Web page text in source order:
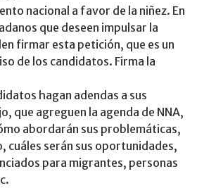
nacional a favor de la niñez. En
que deseen impulsar la
firmar esta petición, que es un
de los candidatos. Firma la
hagan adendas a sus
que agreguen la agenda de NNA,
abordarán sus problemáticas,
cuáles serán sus oportunidades,
para migrantes, personas